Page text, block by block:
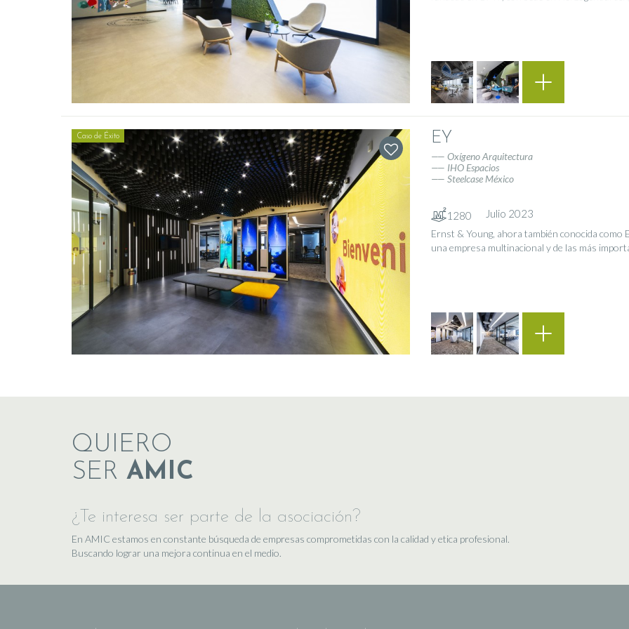
Caso de Éxito EY
Oxígeno Arquitectura
IHO Espacios
Steelcase México
1280 Julio 2023
Ernst & Young, ahora también conocida como
una empresa multinacional y de las más
QUIERO
SER AMIC
¿Te interesa ser parte de la asociación?
En AMIC estamos en constante búsqueda de empresas comprometidas con la calidad y etica profesional.
Buscando lograr una mejora continua en el medio.